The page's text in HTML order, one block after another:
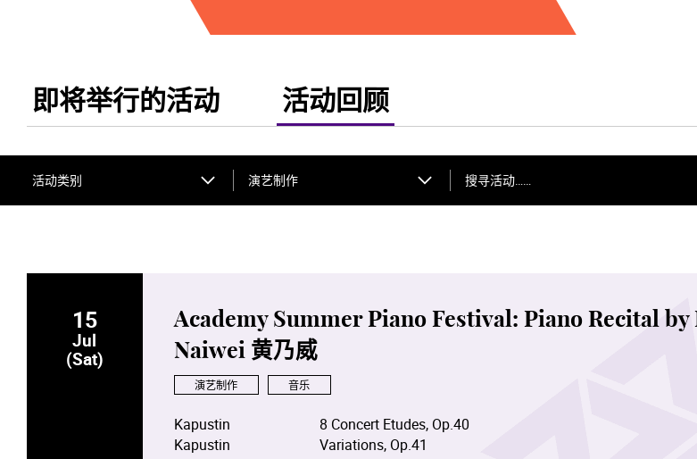
尔、
即将举行的活动 活动回顾
活动类别 演艺制作
搜寻活动……
15
Jul
(Sat)
Academy Summer Piano Festival: Piano Recital by
Naiwei 黄乃威
演艺制作 音乐
Kapustin 8 Concert Etudes, Op.40
Kapustin Variations, Op.41